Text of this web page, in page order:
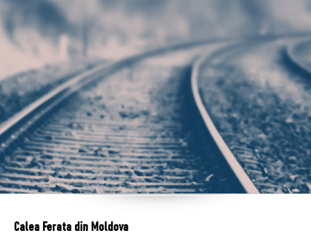
Calea Ferata din Moldova